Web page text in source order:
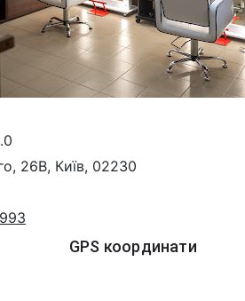
26В, Київ, 02230
GPS координати